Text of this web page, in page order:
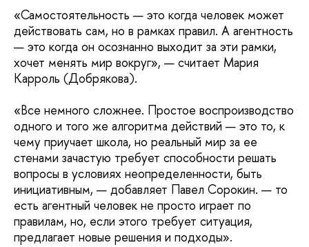
«Самостоятельность — это когда человек может
действовать сам, но в рамках правил. А агентность
— это когда он осознанно выходит за эти рамки,
хочет менять мир вокруг», — считает Мария
Карроль (Добрякова).
«Все немного сложнее. Простое воспроизводство
одного и того же алгоритма действий — это то, к
чему приучает школа, но реальный мир за ее
стенами зачастую требует способности решать
вопросы в условиях неопределенности, быть
инициативным, — добавляет Павел Сорокин. — то
есть агентный человек не просто играет по
правилам, но, если этого требует ситуация,
предлагает новые решения и подходы».